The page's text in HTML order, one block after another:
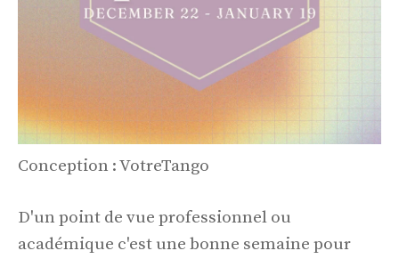
Conception : VotreTango
D'un point de vue professionnel ou
académique c'est une bonne semaine pour